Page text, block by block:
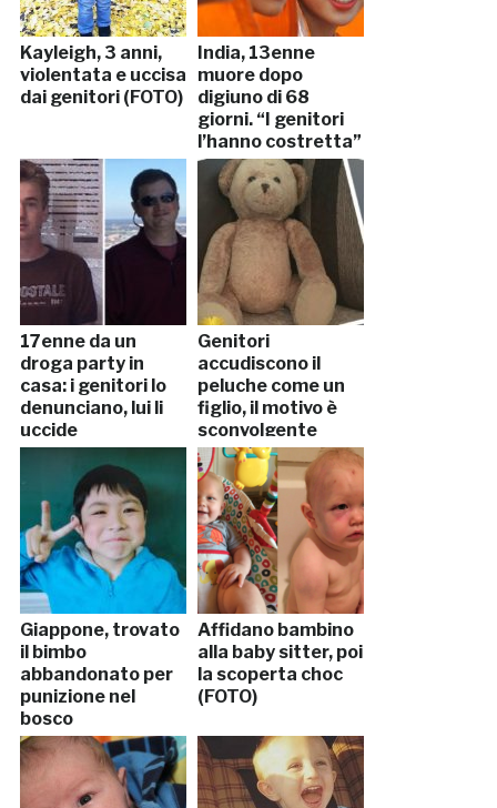
Kayleigh, 3 anni,
violentata e uccisa
dai genitori (FOTO)
India, 13enne
muore dopo
digiuno di 68
giorni. “I genitori
l’hanno costretta”
17enne da un
droga party in
casa: i genitori lo
denunciano, lui li
uccide
Genitori
accudiscono il
peluche come un
figlio, il motivo è
sconvolgente
Giappone, trovato
il bimbo
abbandonato per
punizione nel
bosco
Affidano bambino
alla baby sitter, poi
la scoperta choc
(FOTO)